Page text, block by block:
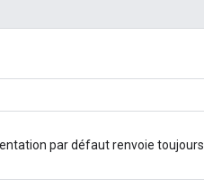
par défaut renvoie toujours